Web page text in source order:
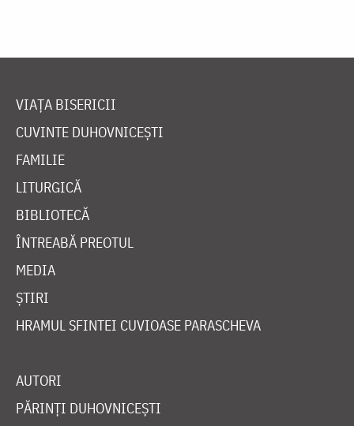
VIAȚA BISERICII
CUVINTE DUHOVNICEȘTI
FAMILIE
LITURGICĂ
BIBLIOTECĂ
ÎNTREABĂ PREOTUL
MEDIA
ȘTIRI
HRAMUL SFINTEI CUVIOASE PARASCHEVA
AUTORI
PĂRINȚI DUHOVNICEȘTI